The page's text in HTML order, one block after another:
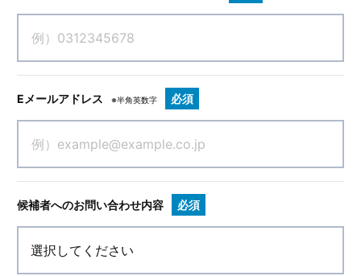
Eメールアドレス ※半角英数字 必須
候補者へのお問い合わせ内容 必須